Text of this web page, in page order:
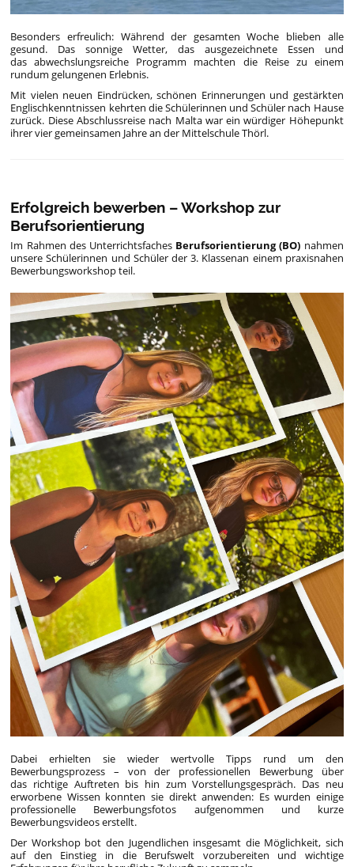
Besonders erfreulich: Während der gesamten Woche blieben alle
gesund. Das sonnige Wetter, das ausgezeichnete Essen und
das abwechslungsreiche Programm machten die Reise zu einem
rundum gelungenen Erlebnis.
Mit vielen neuen Eindrücken, schönen Erinnerungen und gestärkten
Englischkenntnissen kehrten die Schülerinnen und Schüler nach Hause
zurück. Diese Abschlussreise nach Malta war ein würdiger Höhepunkt
ihrer vier gemeinsamen Jahre an der Mittelschule Thörl.
Erfolgreich bewerben – Workshop zur
Berufsorientierung
Im Rahmen des Unterrichtsfaches Berufsorientierung (BO) nahmen
unsere Schülerinnen und Schüler der 3. Klassenan einem praxisnahen
Bewerbungsworkshop teil.
Dabei erhielten sie wieder wertvolle Tipps rund um den
Bewerbungsprozess – von der professionellen Bewerbung über
das richtige Auftreten bis hin zum Vorstellungsgespräch. Das neu
erworbene Wissen konnten sie direkt anwenden: Es wurden einige
professionelle Bewerbungsfotos aufgenommen und kurze
Bewerbungsvideos erstellt.
Der Workshop bot den Jugendlichen insgesamt die Möglichkeit, sich
auf den Einstieg in die Berufswelt vorzubereiten und wichtige